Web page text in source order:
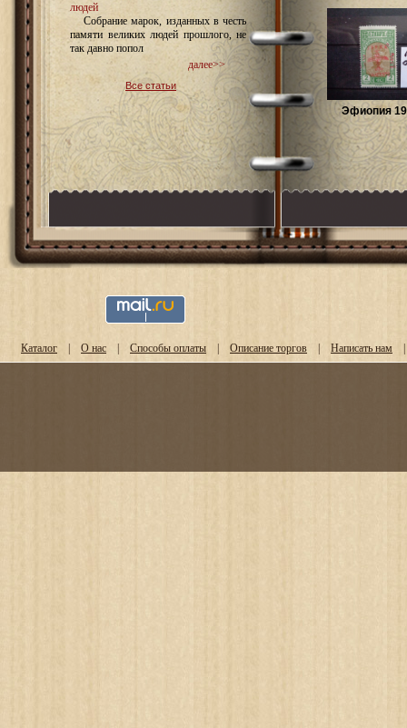
людей
Собрание марок, изданных в честь
памяти великих людей прошлого, не
так давно попол
далее>>
Все статьи
Эфиопия
Каталог | О нас | Способы оплаты | Описание торгов | Написать нам |